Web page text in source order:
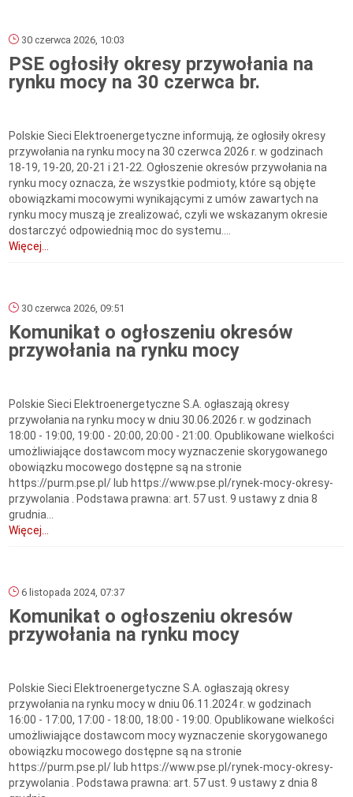
30 czerwca 2026, 10:03
PSE ogłosiły okresy przywołania na
rynku mocy na 30 czerwca br.
Polskie Sieci Elektroenergetyczne informują, że ogłosiły okresy
przywołania na rynku mocy na 30 czerwca 2026 r. w godzinach
18-19, 19-20, 20-21 i 21-22. Ogłoszenie okresów przywołania na
rynku mocy oznacza, że wszystkie podmioty, które są objęte
obowiązkami mocowymi wynikającymi z umów zawartych na
rynku mocy muszą je zrealizować, czyli we wskazanym okresie
dostarczyć odpowiednią moc do systemu....
Więcej...
30 czerwca 2026, 09:51
Komunikat o ogłoszeniu okresów
przywołania na rynku mocy
Polskie Sieci Elektroenergetyczne S.A. ogłaszają okresy
przywołania na rynku mocy w dniu 30.06.2026 r. w godzinach
18:00 - 19:00, 19:00 - 20:00, 20:00 - 21:00. Opublikowane wielkości
umożliwiające dostawcom mocy wyznaczenie skorygowanego
obowiązku mocowego dostępne są na stronie
https://purm.pse.pl/ lub https://www.pse.pl/rynek-mocy-okresy-
przywolania . Podstawa prawna: art. 57 ust. 9 ustawy z dnia 8
grudnia...
Więcej...
6 listopada 2024, 07:37
Komunikat o ogłoszeniu okresów
przywołania na rynku mocy
Polskie Sieci Elektroenergetyczne S.A. ogłaszają okresy
przywołania na rynku mocy w dniu 06.11.2024 r. w godzinach
16:00 - 17:00, 17:00 - 18:00, 18:00 - 19:00. Opublikowane wielkości
umożliwiające dostawcom mocy wyznaczenie skorygowanego
obowiązku mocowego dostępne są na stronie
https://purm.pse.pl/ lub https://www.pse.pl/rynek-mocy-okresy-
przywolania . Podstawa prawna: art. 57 ust. 9 ustawy z dnia 8